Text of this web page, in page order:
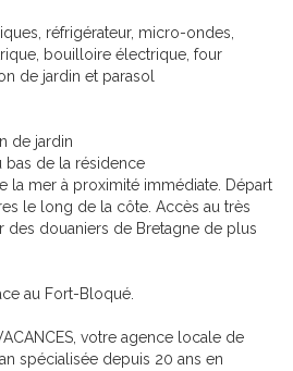
réfrigérateur, micro-ondes,
bouilloire électrique, four
de jardin et parasol
de jardin
bas de la résidence
la mer à proximité immédiate. Départ
le long de la côte. Accès au très
des douaniers de Bretagne de plus
au Fort-Bloqué.
votre agence locale de
spécialisée depuis 20 ans en